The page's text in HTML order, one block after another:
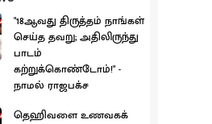
"18ஆவது திருத்தம் நாங்கள்
செய்த தவறு; அதிலிருந்து
பாடம்
கற்றுக்கொண்டோம்!" -
நாமல் ராஜபக்ச
தெஹிவளை உணவகக்